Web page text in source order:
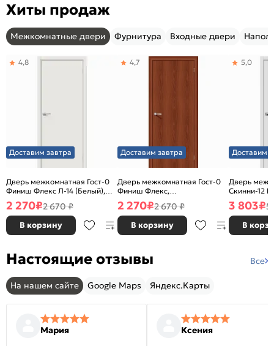
Хиты продаж
Межкомнатные двери Фурнитура Входные двери
Доставим завтра
Дверь межкомнатная Гост-0
Финиш Флекс Л-14 (Белый),
глухая, каркасно-щитовая
4,8
2 270₽2 670 ₽
В корзину
Доставим завтра
Дверь межкомнатная Гост-0
Финиш Флекс,
Ламинированные Л-11
(ИталОрех), глухая, каркасно-
щитовая
4,7
2 270₽2 670 ₽
В корзину
Доставим
Дверь
Скинни-12
глухая,
5,0
3 803₽5
В
Настоящие отзывы Все
На нашем сайте Google Maps Яндекс.Карты
Мария Ксения